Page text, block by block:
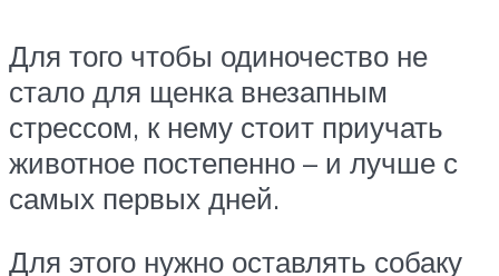
Для того чтобы одиночество не
стало для щенка внезапным
стрессом, к нему стоит приучать
животное постепенно – и лучше с
самых первых дней.
Для этого нужно оставлять собаку